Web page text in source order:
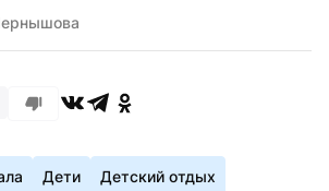
Дети Детский отдых